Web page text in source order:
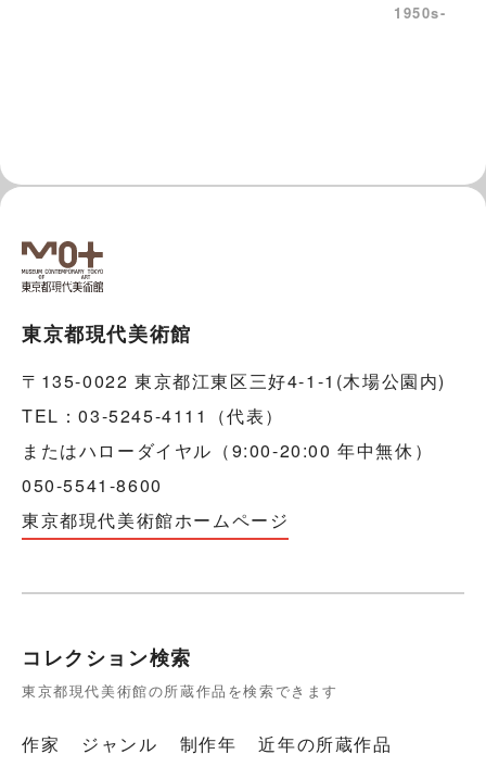
1950s-
東京都現代美術館
〒135-0022 東京都江東区三好4-1-1(木場公園内)
TEL：03-5245-4111（代表）
またはハローダイヤル（9:00-20:00 年中無休）
050-5541-8600
東京都現代美術館ホームページ
コレクション検索
東京都現代美術館の所蔵作品を検索できます
作家 ジャンル 制作年 近年の所蔵作品